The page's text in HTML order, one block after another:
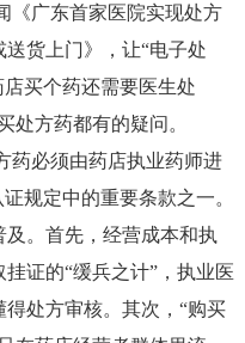
广东首家医院实现处方
货上门》，让“电子处
买个药还需要医生处
处方药都有的疑问。
药必须由药店执业药师进
规定中的重要条款之一。
。首先，经营成本和执
证的“缓兵之计”，执业医
处方审核。其次，“购买